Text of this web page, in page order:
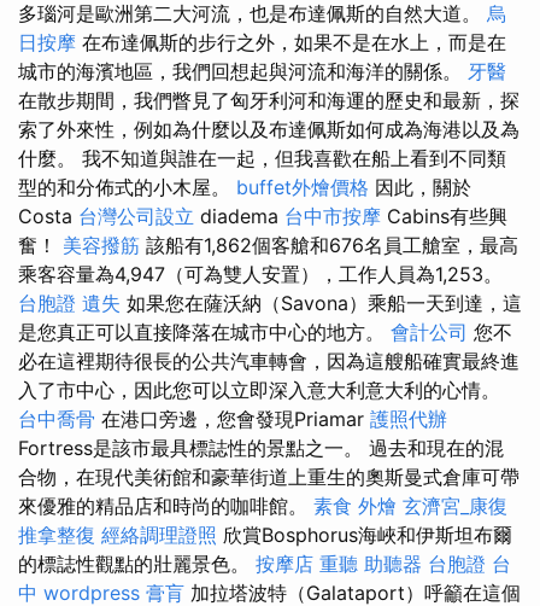
多瑙河是歐洲第二大河流，也是布達佩斯的自然大道。 烏
日按摩 在布達佩斯的步行之外，如果不是在水上，而是在
城市的海濱地區，我們回想起與河流和海洋的關係。 牙醫
在散步期間，我們瞥見了匈牙利河和海運的歷史和最新，探
索了外來性，例如為什麼以及布達佩斯如何成為海港以及為
什麼。 我不知道與誰在一起，但我喜歡在船上看到不同類
型的和分佈式的小木屋。 buffet外燴價格 因此，關於
Costa 台灣公司設立 diadema 台中市按摩 Cabins有些興
奮！ 美容撥筋 該船有1,862個客艙和676名員工艙室，最高
乘客容量為4,947（可為雙人安置），工作人員為1,253。
台胞證 遺失 如果您在薩沃納（Savona）乘船一天到達，這
是您真正可以直接降落在城市中心的地方。 會計公司 您不
必在這裡期待很長的公共汽車轉會，因為這艘船確實最終進
入了市中心，因此您可以立即深入意大利意大利的心情。
台中喬骨 在港口旁邊，您會發現Priamar 護照代辦
Fortress是該市最具標誌性的景點之一。 過去和現在的混
合物，在現代美術館和豪華街道上重生的奧斯曼式倉庫可帶
來優雅的精品店和時尚的咖啡館。 素食 外燴 玄濟宮_康復
推拿整復 經絡調理證照 欣賞Bosphorus海峽和伊斯坦布爾
的標誌性觀點的壯麗景色。 按摩店 重聽 助聽器 台胞證 台
中 wordpress 膏肓 加拉塔波特（Galataport）呼籲在這個